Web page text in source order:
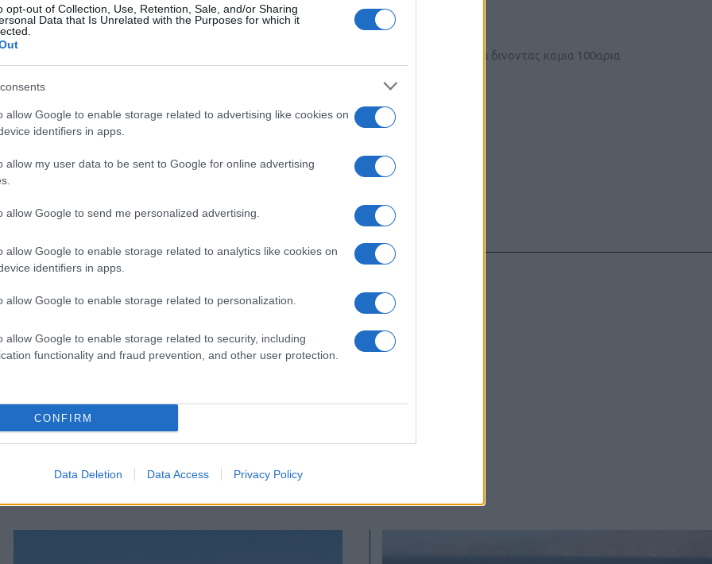
opt-out of Collection, Use, Retention, Sale, and/or Sharing
Data that Is Unrelated with the Purposes for which it
allow Google to enable storage related to advertising like cookies on
identifiers in apps.
allow my user data to be sent to Google for online advertising
allow Google to send me personalized advertising.
allow Google to enable storage related to analytics like cookies on
identifiers in apps.
allow Google to enable storage related to personalization.
allow Google to enable storage related to security, including
functionality and fraud prevention, and other user protection.
CONFIRM
Data Deletion Data Access Privacy Policy
Manos5(@manos5)
Active Member
Αφησε το γαμο να παει για πουρναρια.Κακος πατερας ο πλανηταρχης.Ας εξιλεωθει δινοντας καμια 100αρια